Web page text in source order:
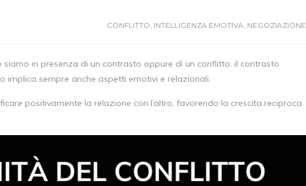
CONFLITTO, INTELLIGENZA EMOTIVA, NEGOZIAZIONE
in presenza di un contrasto oppure di un conflitto: il contrasto
implica sempre anche aspetti emotivi e relazionali.
positivamente la relazione con l’altro, favorendo la crescita reciproca